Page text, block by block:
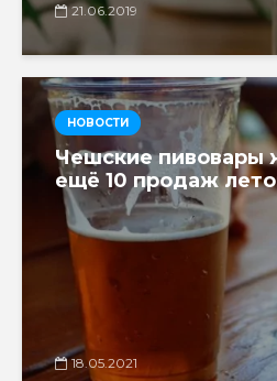
21.06.2019
НОВОСТИ
Чешские пивовары
ещё 10 продаж
18.05.2021